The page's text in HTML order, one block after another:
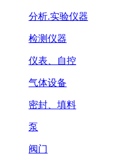
分析.实验仪器
检测仪器
仪表、自控
气体设备
密封、填料
泵
阀门